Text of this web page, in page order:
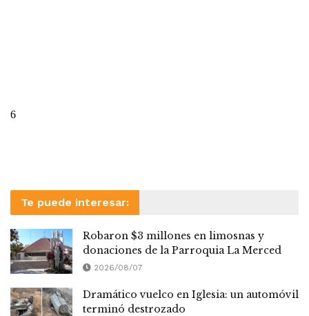
Te puede interesar:
Robaron $3 millones en limosnas y
donaciones de la Parroquia La Merced
2026/08/07
Dramático vuelco en Iglesia: un automóvil
terminó destrozado